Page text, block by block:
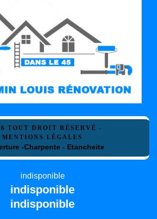
TOUT DROIT RÉSERVÉ -
MENTIONS LÉGALES
-Charpente - Etancheite
indisponible
indisponible
indisponible